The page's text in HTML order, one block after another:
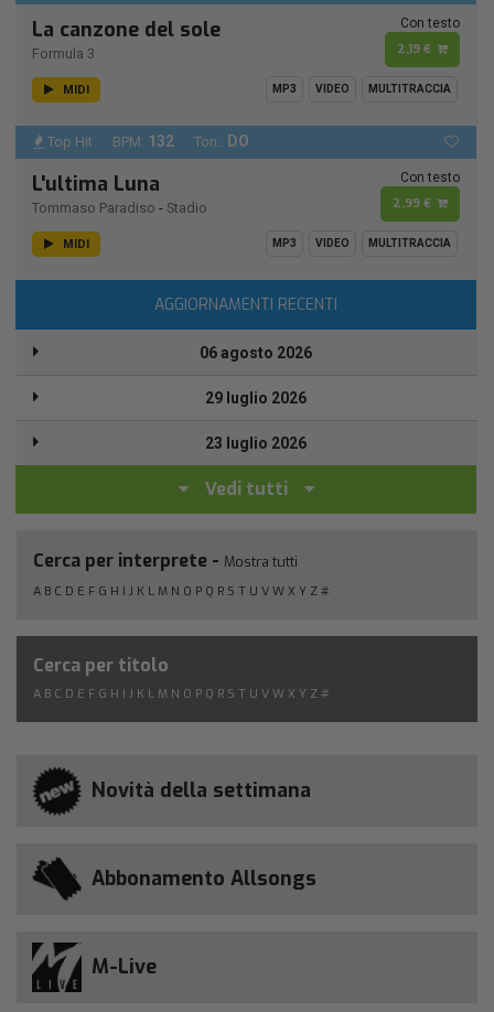
La canzone del sole
Formula 3
Con testo
2,19 €
MIDI MP3 VIDEO MULTITRACCIA
Top Hit BPM: 132 Ton.: DO
L'ultima Luna
Tommaso Paradiso - Stadio
Con testo
2,99 €
MIDI MP3 VIDEO MULTITRACCIA
AGGIORNAMENTI RECENTI
06 agosto 2026
29 luglio 2026
23 luglio 2026
Vedi tutti
Cerca per interprete - Mostra tutti
A B C D E F G H I J K L M N O P Q R S T U V W X Y Z #
Cerca per titolo
A B C D E F G H I J K L M N O P Q R S T U V W X Y Z #
Novità della settimana
Abbonamento Allsongs
M-Live